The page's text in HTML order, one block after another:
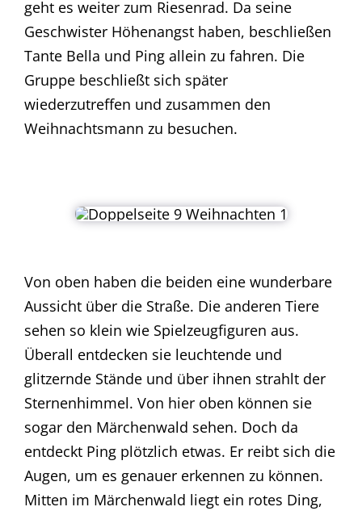
geht es weiter zum Riesenrad. Da seine
Geschwister Höhenangst haben, beschließen
Tante Bella und Ping allein zu fahren. Die
Gruppe beschließt sich später
wiederzutreffen und zusammen den
Weihnachtsmann zu besuchen.
Von oben haben die beiden eine wunderbare
Aussicht über die Straße. Die anderen Tiere
sehen so klein wie Spielzeugfiguren aus.
Überall entdecken sie leuchtende und
glitzernde Stände und über ihnen strahlt der
Sternenhimmel. Von hier oben können sie
sogar den Märchenwald sehen. Doch da
entdeckt Ping plötzlich etwas. Er reibt sich die
Augen, um es genauer erkennen zu können.
Mitten im Märchenwald liegt ein rotes Ding,